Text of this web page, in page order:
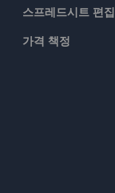
스프레드시트 편
가격 책정